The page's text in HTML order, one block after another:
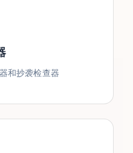
和抄袭检查器